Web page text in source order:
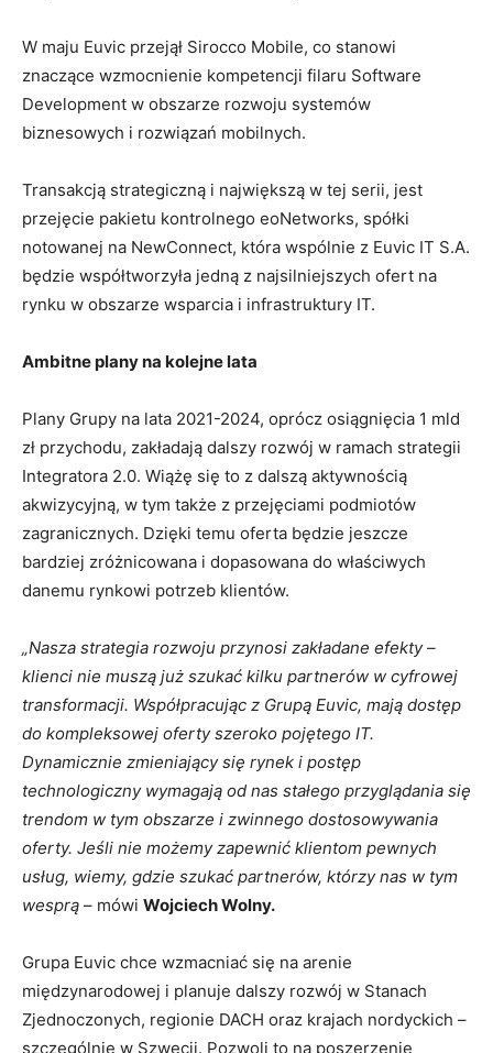
W maju Euvic przejął Sirocco Mobile, co stanowi
znaczące wzmocnienie kompetencji filaru Software
Development w obszarze rozwoju systemów
biznesowych i rozwiązań mobilnych.
Transakcją strategiczną i największą w tej serii, jest
przejęcie pakietu kontrolnego eoNetworks, spółki
notowanej na NewConnect, która wspólnie z Euvic IT S.A.
będzie współtworzyła jedną z najsilniejszych ofert na
rynku w obszarze wsparcia i infrastruktury IT.
Ambitne plany na kolejne lata
Plany Grupy na lata 2021-2024, oprócz osiągnięcia 1 mld
zł przychodu, zakładają dalszy rozwój w ramach strategii
Integratora 2.0. Wiążę się to z dalszą aktywnością
akwizycyjną, w tym także z przejęciami podmiotów
zagranicznych. Dzięki temu oferta będzie jeszcze
bardziej zróżnicowana i dopasowana do właściwych
danemu rynkowi potrzeb klientów.
„Nasza strategia rozwoju przynosi zakładane efekty –
klienci nie muszą już szukać kilku partnerów w cyfrowej
transformacji. Współpracując z Grupą Euvic, mają dostęp
do kompleksowej oferty szeroko pojętego IT.
Dynamicznie zmieniający się rynek i postęp
technologiczny wymagają od nas stałego przyglądania się
trendom w tym obszarze i zwinnego dostosowywania
oferty. Jeśli nie możemy zapewnić klientom pewnych
usług, wiemy, gdzie szukać partnerów, którzy nas w tym
wesprą – mówi Wojciech Wolny.
Grupa Euvic chce wzmacniać się na arenie
międzynarodowej i planuje dalszy rozwój w Stanach
Zjednoczonych, regionie DACH oraz krajach nordyckich –
szczególnie w Szwecji. Pozwoli to na poszerzenie